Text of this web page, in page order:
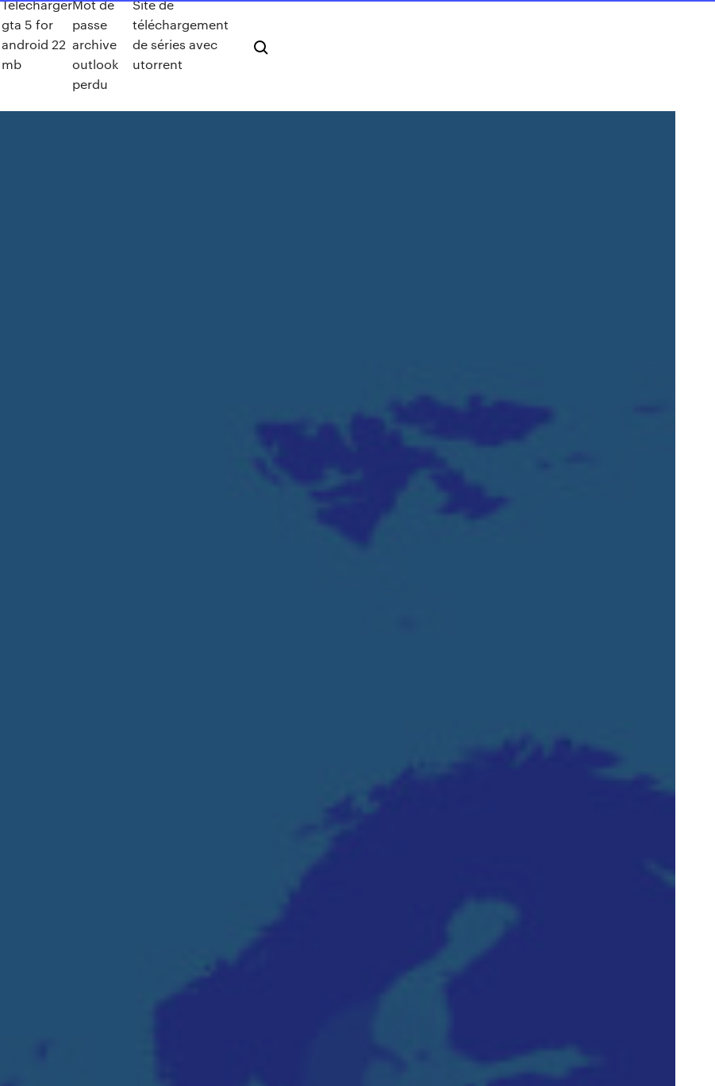
Télécharger
gta 5 for
android 22
mb
Mot de
passe
archive
outlook
perdu
Site de
téléchargement
de séries avec
utorrent